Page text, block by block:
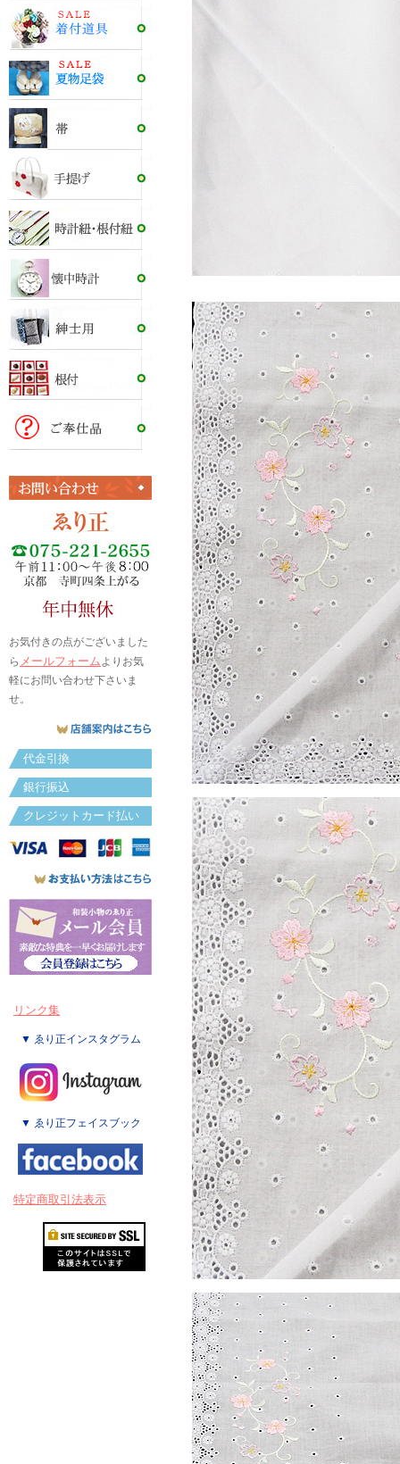
お気付きの点がございました
ら メールフォームよりお気
軽にお問い合わせ下さいま
せ。
代金引換
銀行振込
クレジットカード払い
リンク集
▼ ゑり正インスタグラム
▼ ゑり正フェイスブック
特定商取引法表示